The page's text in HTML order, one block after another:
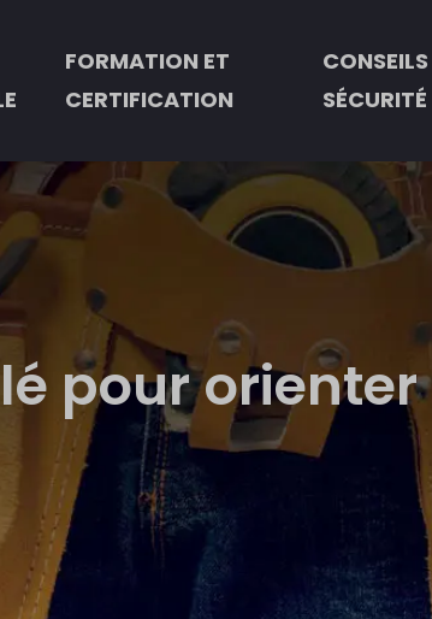
FORMATION ET
CERTIFICATION
CONSEILS
SÉCURITÉ
pour orienter